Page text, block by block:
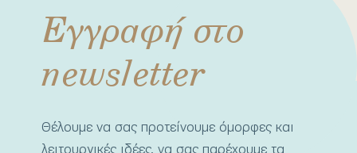
Εγγραφή στο
newsletter
Θέλουμε να σας προτείνουμε όμορφες και
λειτουργικές ιδέες, να σας παρέχουμε τα